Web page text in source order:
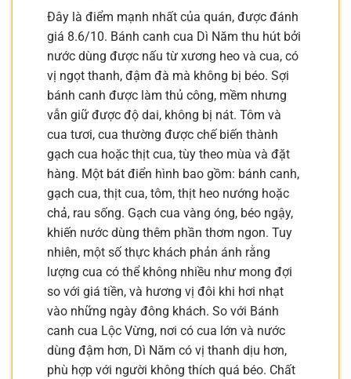
Đây là điểm mạnh nhất của quán, được đánh
giá 8.6/10. Bánh canh cua Dì Năm thu hút bởi
nước dùng được nấu từ xương heo và cua, có
vị ngọt thanh, đậm đà mà không bị béo. Sợi
bánh canh được làm thủ công, mềm nhưng
vẫn giữ được độ dai, không bị nát. Tôm và
cua tươi, cua thường được chế biến thành
gạch cua hoặc thịt cua, tùy theo mùa và đặt
hàng. Một bát điển hình bao gồm: bánh canh,
gạch cua, thịt cua, tôm, thịt heo nướng hoặc
chả, rau sống. Gạch cua vàng óng, béo ngậy,
khiến nước dùng thêm phần thơm ngon. Tuy
nhiên, một số thực khách phản ánh rằng
lượng cua có thể không nhiều như mong đợi
so với giá tiền, và hương vị đôi khi hơi nhạt
vào những ngày đông khách. So với Bánh
canh cua Lộc Vừng, nơi có cua lớn và nước
dùng đậm hơn, Dì Năm có vị thanh dịu hơn,
phù hợp với người không thích quá béo. Chất